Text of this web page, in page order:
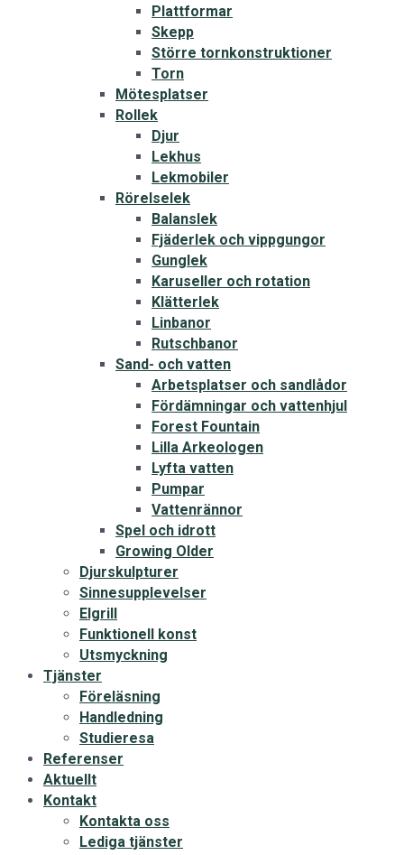
Plattformar
Skepp
Större tornkonstruktioner
Torn
Mötesplatser
Rollek
Djur
Lekhus
Lekmobiler
Rörelselek
Balanslek
Fjäderlek och vippgungor
Gunglek
Karuseller och rotation
Klätterlek
Linbanor
Rutschbanor
Sand- och vatten
Arbetsplatser och sandlådor
Fördämningar och vattenhjul
Forest Fountain
Lilla Arkeologen
Lyfta vatten
Pumpar
Vattenrännor
Spel och idrott
Growing Older
Djurskulpturer
Sinnesupplevelser
Elgrill
Funktionell konst
Utsmyckning
Tjänster
Föreläsning
Handledning
Studieresa
Referenser
Aktuellt
Kontakt
Kontakta oss
Lediga tjänster